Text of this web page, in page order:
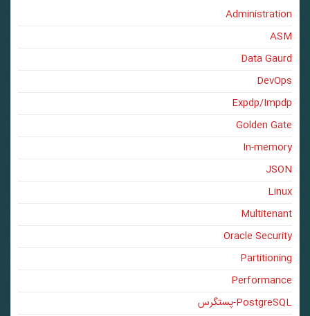
Administration
ASM
Data Gaurd
DevOps
Expdp/Impdp
Golden Gate
In-memory
JSON
Linux
Multitenant
Oracle Security
Partitioning
Performance
PostgreSQL-پستگرس